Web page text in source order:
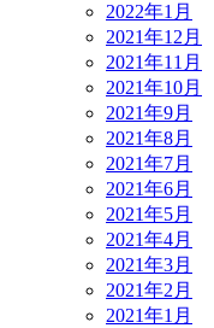
2022年1月
2021年12月
2021年11月
2021年10月
2021年9月
2021年8月
2021年7月
2021年6月
2021年5月
2021年4月
2021年3月
2021年2月
2021年1月